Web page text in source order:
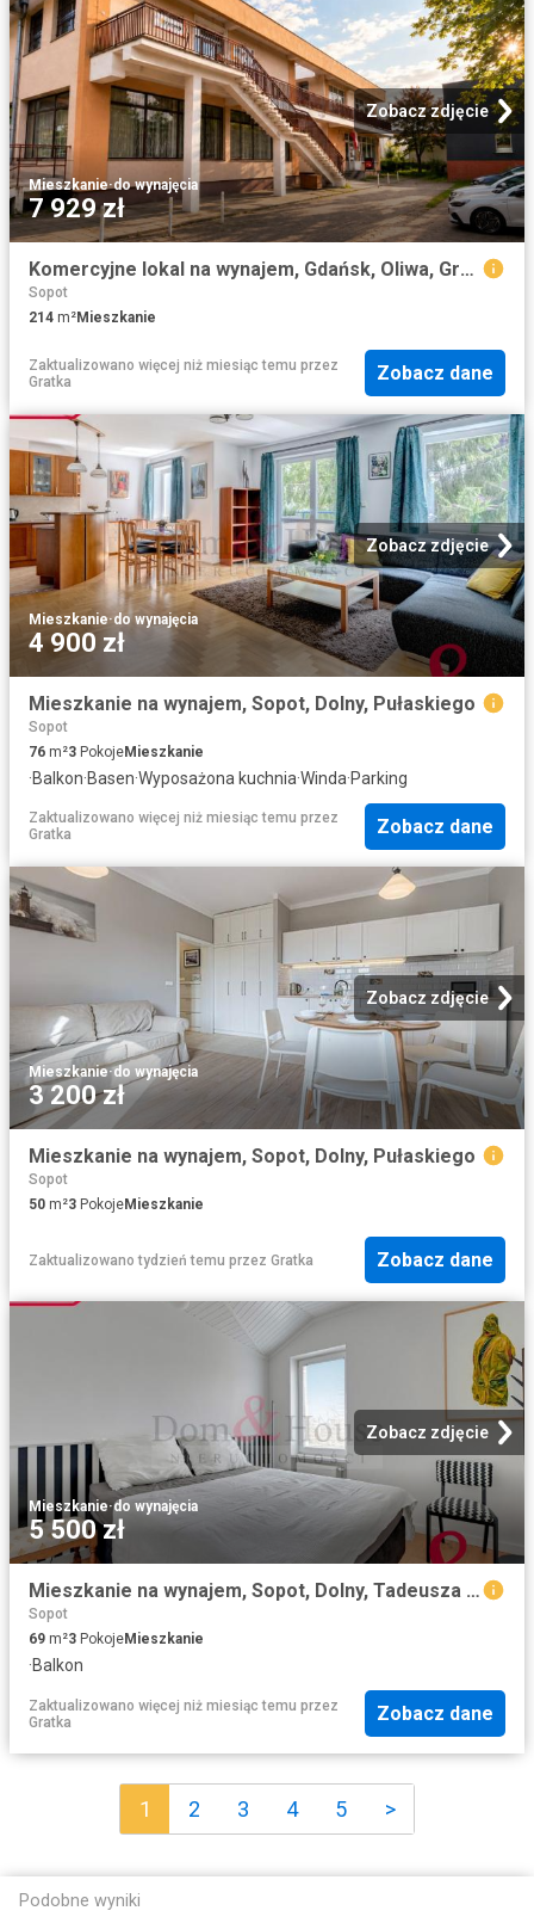
Zobacz zdjęcie
Mieszkanie·do wynajęcia
7 929 zł
Komercyjne lokal na wynajem, Gdańsk, Oliwa, Grunwaldzka
Sopot
214 m²Mieszkanie
Zaktualizowano więcej niż miesiąc temu przez
Gratka
Zobacz dane
Zobacz zdjęcie
Mieszkanie·do wynajęcia
4 900 zł
Mieszkanie na wynajem, Sopot, Dolny, Pułaskiego
Sopot
76 m²3 PokojeMieszkanie
·Balkon·Basen·Wyposażona kuchnia·Winda·Parking
Zaktualizowano więcej niż miesiąc temu przez
Gratka
Zobacz dane
Zobacz zdjęcie
Mieszkanie·do wynajęcia
3 200 zł
Mieszkanie na wynajem, Sopot, Dolny, Pułaskiego
Sopot
50 m²3 PokojeMieszkanie
Zaktualizowano tydzień temu przez Gratka Zobacz dane
Zobacz zdjęcie
Mieszkanie·do wynajęcia
5 500 zł
Mieszkanie na wynajem, Sopot, Dolny, Tadeusza Kościuszki
Sopot
69 m²3 PokojeMieszkanie
·Balkon
Zaktualizowano więcej niż miesiąc temu przez
Gratka
Zobacz dane
1 2 3 4 5 >
Podobne wyniki